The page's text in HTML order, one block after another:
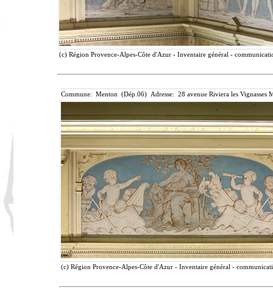
(c) Région Provence-Alpes-Côte d'Azur - Inventaire général -
Commune: Menton (Dép.06) Adresse: 28 avenue Riviera les
(c) Région Provence-Alpes-Côte d'Azur - Inventaire général -